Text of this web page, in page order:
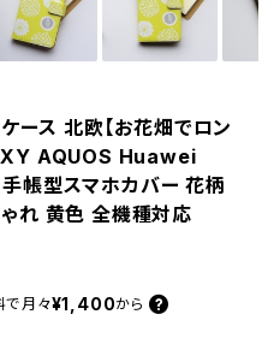
ス 北欧【お花畑でロン
AQUOS Huawei
帳型スマホカバー 花柄
れ 黄色 全機種対応
で 月々¥1,400から